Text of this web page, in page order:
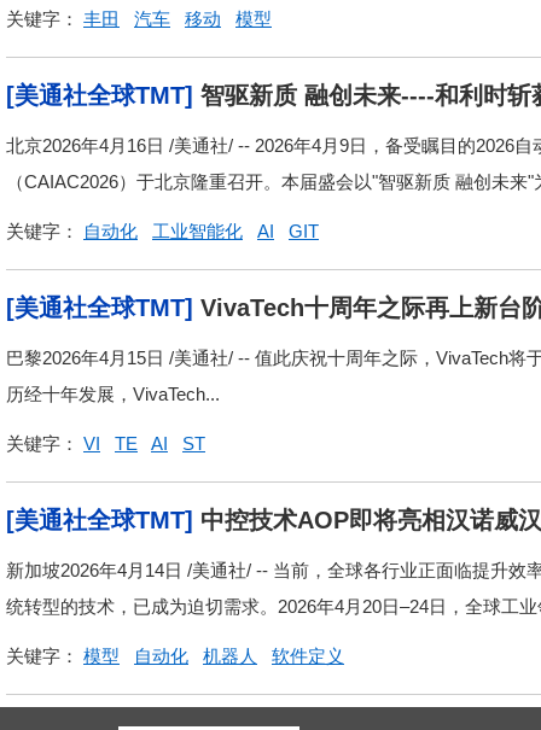
关键字： 丰田 汽车 移动 模型
[美通社全球TMT] 智驱新质 融创未来----和利时
工业智能化新征程
北京2026年4月16日 /美通社/ -- 2026年4月9日，备受瞩目的2026
（CAIAC2026）于北京隆重召开。本届盛会以"智驱新质 融创未来"
关键字： 自动化 工业智能化 AI GIT
[美通社全球TMT] VivaTech十周年之际再上新台
巴黎2026年4月15日 /美通社/ -- 值此庆祝十周年之际，VivaTech
历经十年发展，VivaTech...
关键字： VI TE AI ST
[美通社全球TMT] 中控技术AOP即将亮相汉诺威
新加坡2026年4月14日 /美通社/ -- 当前，全球各行业正面临提升
统转型的技术，已成为迫切需求。2026年4月20日–24日，全球工
关键字： 模型 自动化 机器人 软件定义